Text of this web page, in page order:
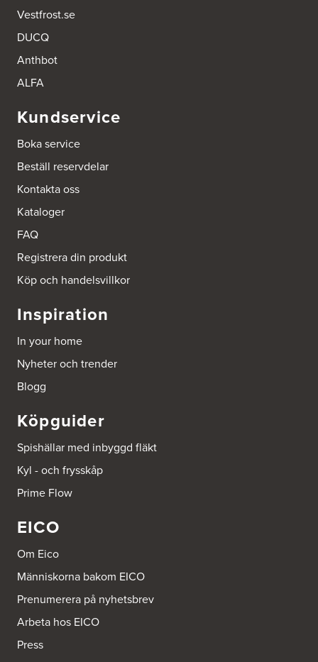
Vestfrost.se
DUCQ
Anthbot
ALFA
Kundservice
Boka service
Beställ reservdelar
Kontakta oss
Kataloger
FAQ
Registrera din produkt
Köp och handelsvillkor
Inspiration
In your home
Nyheter och trender
Blogg
Köpguider
Spishällar med inbyggd fläkt
Kyl - och frysskåp
Prime Flow
EICO
Om Eico
Människorna bakom EICO
Prenumerera på nyhetsbrev
Arbeta hos EICO
Press